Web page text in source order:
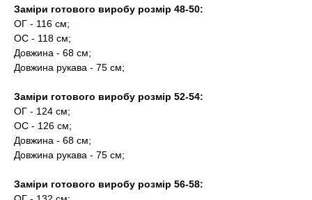
Заміри готового виробу розмір 48-50:
ОГ - 116 см;
ОС - 118 см;
Довжина - 68 см;
Довжина рукава - 75 см;
Заміри готового виробу розмір 52-54:
ОГ - 124 см;
ОС - 126 см;
Довжина - 68 см;
Довжина рукава - 75 см;
Заміри готового виробу розмір 56-58: